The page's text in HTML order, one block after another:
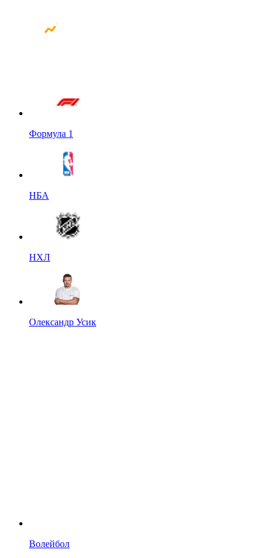
Формула 1
НБА
НХЛ
Олександр Усик
Волейбол